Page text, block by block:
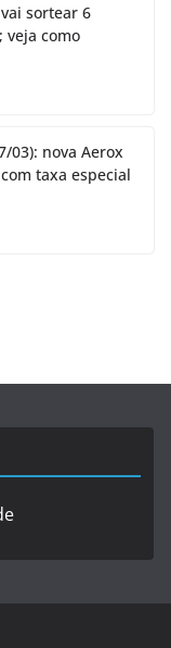
sortear 6
veja como
03): nova Aerox
taxa especial